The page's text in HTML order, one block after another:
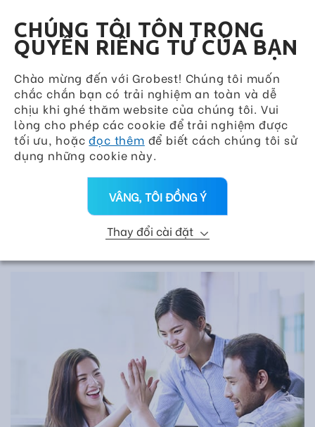
CHÚNG TÔI TÔN TRỌNG
QUYỀN RIÊNG TƯ CỦA BẠN
Chào mừng đến với Grobest! Chúng tôi muốn
chắc chắn bạn có trải nghiệm an toàn và dễ
chịu khi ghé thăm website của chúng tôi. Vui
lòng cho phép các cookie để trải nghiệm được
tối ưu, hoặcđọc thêm để biết cách chúng tôi sử
dụng những cookie này.
VÂNG, TÔI ĐỒNG Ý
Thay đổi cài đặt
CƠ HỘI NGHỀ NGHIỆP